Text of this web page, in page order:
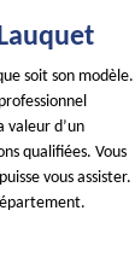
soit son modèle.
valeur d’un
qualifiées. Vous
vous assister.